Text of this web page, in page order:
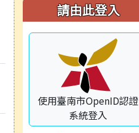
請由此登入
使用臺南市OpenID認證
系統登入